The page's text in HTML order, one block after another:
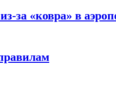
за «ковра» в